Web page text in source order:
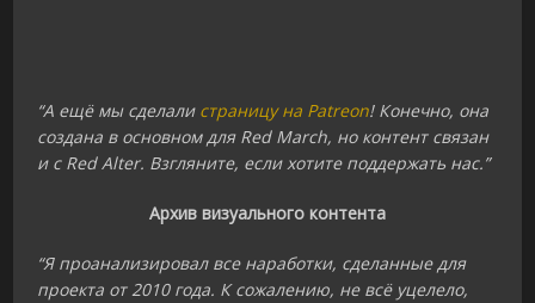
“А ещё мы сделали страницу на Patreon! Конечно, она
создана в основном для Red March, но контент связан
и с Red Alter. Взгляните, если хотите поддержать нас.”
Архив визуального контента
“Я проанализировал все наработки, сделанные для
проекта от 2010 года. К сожалению, не всё уцелело,